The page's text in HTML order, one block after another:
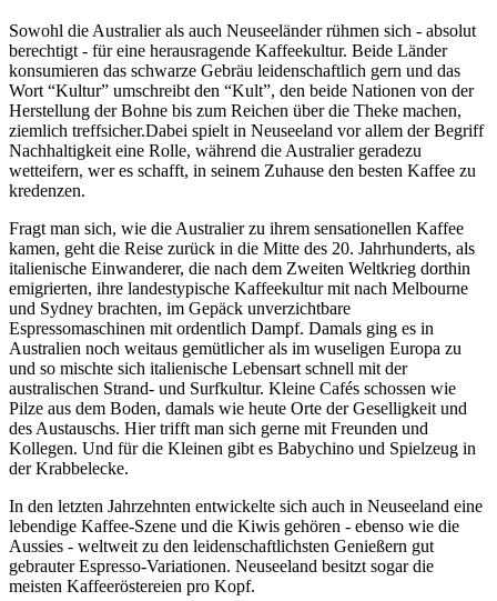
Sowohl die Australier als auch Neuseeländer rühmen sich - absolut
berechtigt - für eine herausragende Kaffeekultur. Beide Länder
konsumieren das schwarze Gebräu leidenschaftlich gern und das
Wort “Kultur” umschreibt den “Kult”, den beide Nationen von der
Herstellung der Bohne bis zum Reichen über die Theke machen,
ziemlich treffsicher.Dabei spielt in Neuseeland vor allem der Begriff
Nachhaltigkeit eine Rolle, während die Australier geradezu
wetteifern, wer es schafft, in seinem Zuhause den besten Kaffee zu
kredenzen.
Fragt man sich, wie die Australier zu ihrem sensationellen Kaffee
kamen, geht die Reise zurück in die Mitte des 20. Jahrhunderts, als
italienische Einwanderer, die nach dem Zweiten Weltkrieg dorthin
emigrierten, ihre landestypische Kaffeekultur mit nach Melbourne
und Sydney brachten, im Gepäck unverzichtbare
Espressomaschinen mit ordentlich Dampf. Damals ging es in
Australien noch weitaus gemütlicher als im wuseligen Europa zu
und so mischte sich italienische Lebensart schnell mit der
australischen Strand- und Surfkultur. Kleine Cafés schossen wie
Pilze aus dem Boden, damals wie heute Orte der Geselligkeit und
des Austauschs. Hier trifft man sich gerne mit Freunden und
Kollegen. Und für die Kleinen gibt es Babychino und Spielzeug in
der Krabbelecke.
In den letzten Jahrzehnten entwickelte sich auch in Neuseeland eine
lebendige Kaffee-Szene und die Kiwis gehören - ebenso wie die
Aussies - weltweit zu den leidenschaftlichsten Genießern gut
gebrauter Espresso-Variationen. Neuseeland besitzt sogar die
meisten Kaffeeröstereien pro Kopf.